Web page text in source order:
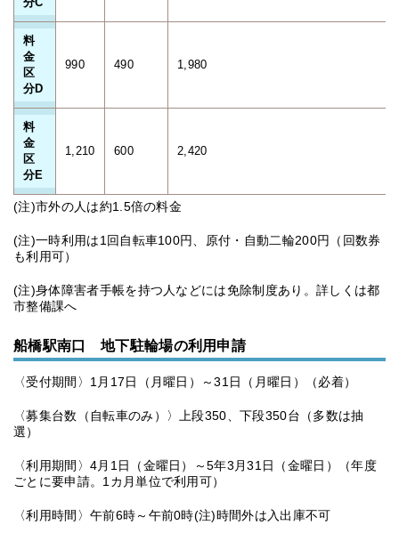
料
金
区
分D
990 490 1,980
料
金
区
分E
1,210 600 2,420
(注)市外の人は約1.5倍の料金
(注)一時利用は1回自転車100円、原付・自動二輪200円（回数券
も利用可）
(注)身体障害者手帳を持つ人などには免除制度あり。詳しくは都
市整備課へ
船橋駅南口 地下駐輪場の利用申請
〈受付期間〉1月17日（月曜日）～31日（月曜日）（必着）
〈募集台数（自転車のみ）〉上段350、下段350台（多数は抽
選）
〈利用期間〉4月1日（金曜日）～5年3月31日（金曜日）（年度
ごとに要申請。1カ月単位で利用可）
〈利用時間〉午前6時～午前0時(注)時間外は入出庫不可